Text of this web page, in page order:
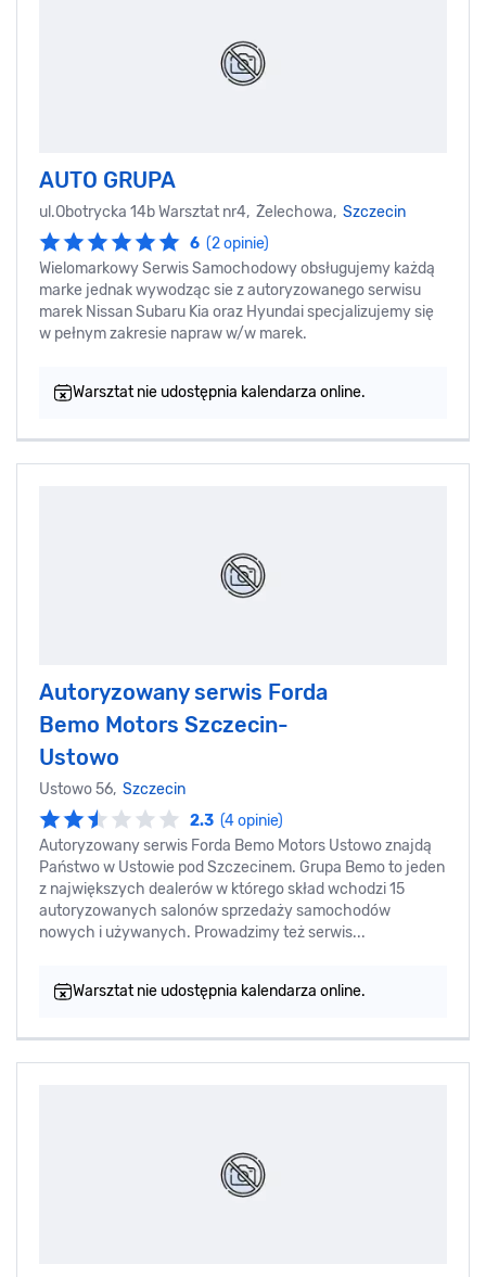
AUTO GRUPA
ul.Obotrycka 14b Warsztat nr4, Żelechowa, Szczecin
6 (2 opinie)
Wielomarkowy Serwis Samochodowy obsługujemy każdą
marke jednak wywodząc sie z autoryzowanego serwisu
marek Nissan Subaru Kia oraz Hyundai specjalizujemy się
w pełnym zakresie napraw w/w marek.
Warsztat nie udostępnia kalendarza online.
Autoryzowany serwis Forda
Bemo Motors Szczecin-
Ustowo
Ustowo 56, Szczecin
2.3 (4 opinie)
Autoryzowany serwis Forda Bemo Motors Ustowo znajdą
Państwo w Ustowie pod Szczecinem. Grupa Bemo to jeden
z największych dealerów w którego skład wchodzi 15
autoryzowanych salonów sprzedaży samochodów
nowych i używanych. Prowadzimy też serwis...
Warsztat nie udostępnia kalendarza online.